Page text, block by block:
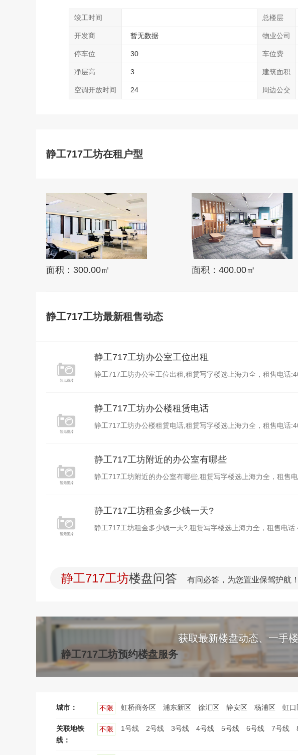
竣工时间 总楼层
开发商 暂无数据 物业公司
停车位 30 车位费
净层高 3 建筑面积
空调开放时间 24 周边公交
静工717工坊在租户型
面积：300.00㎡ 面积：400.00㎡
静工717工坊最新租售动态
静工717工坊办公室工位出租
静工717工坊办公室工位出租,租赁写字楼选上海力全，租售电话
静工717工坊办公楼租赁电话
静工717工坊办公楼租赁电话,租赁写字楼选上海力全，租售电话
静工717工坊附近的办公室有哪些
静工717工坊附近的办公室有哪些,租赁写字楼选上海力全，租售
静工717工坊租金多少钱一天?
静工717工坊租金多少钱一天?,租赁写字楼选上海力全，租售电话
静工717工坊楼盘问答 有问必答，为您置业保驾护航！
静工717工坊预约楼盘服务
获取最新楼盘动态、一手
城市： 不限 虹桥商务区 浦东新区 徐汇区 静安区 杨浦区 虹口
关联地铁
线：
不限 1号线 2号线 3号线 4号线 5号线 6号线 7号线